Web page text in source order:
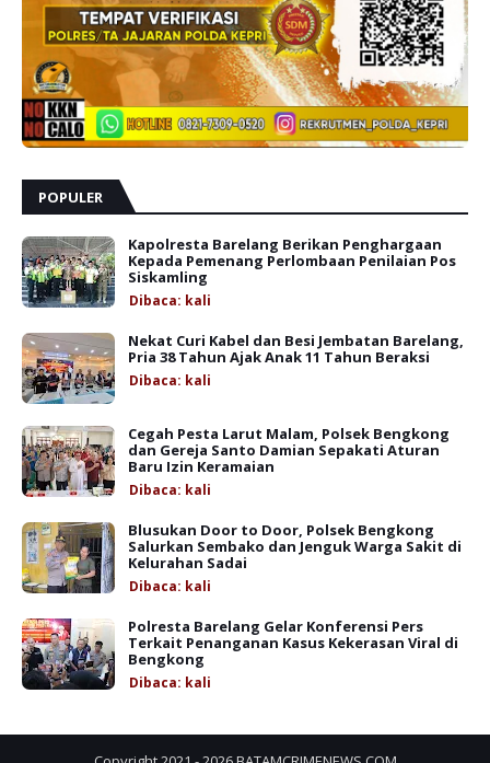
POPULER
Kapolresta Barelang Berikan Penghargaan
Kepada Pemenang Perlombaan Penilaian Pos
Siskamling
Dibaca: kali
Nekat Curi Kabel dan Besi Jembatan Barelang,
Pria 38 Tahun Ajak Anak 11 Tahun Beraksi
Dibaca: kali
Cegah Pesta Larut Malam, Polsek Bengkong
dan Gereja Santo Damian Sepakati Aturan
Baru Izin Keramaian
Dibaca: kali
Blusukan Door to Door, Polsek Bengkong
Salurkan Sembako dan Jenguk Warga Sakit di
Kelurahan Sadai
Dibaca: kali
Polresta Barelang Gelar Konferensi Pers
Terkait Penanganan Kasus Kekerasan Viral di
Bengkong
Dibaca: kali